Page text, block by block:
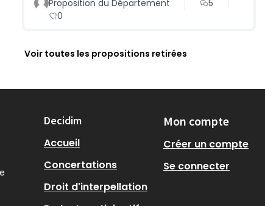
Proposition du Département
5
0
Voir toutes les propositions retirées
Decidim
Accueil
Concertations
Droit d'interpellation
Mon compte
Créer un compte
Se connecter